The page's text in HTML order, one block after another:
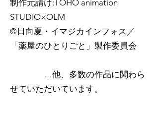
制作元請け:TOHO animation
STUDIO×OLM
©日向夏・イマジカインフォス／
「薬屋のひとりごと」製作委員会
…他、多数の作品に関わら
せていただいています。